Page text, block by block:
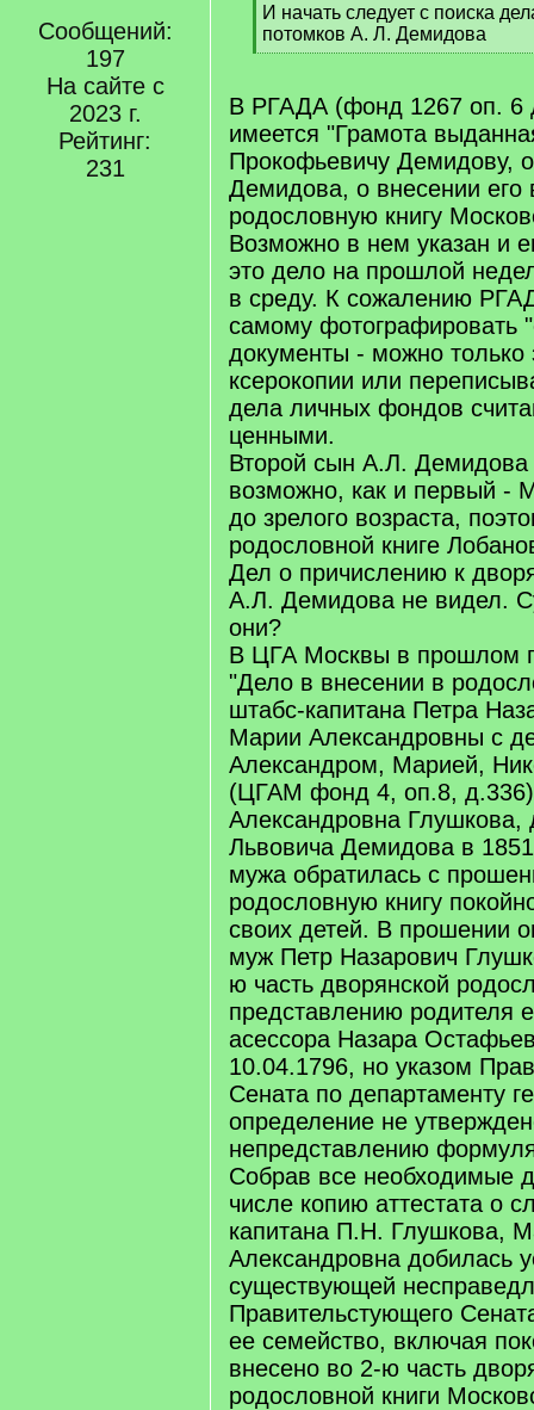
Сообщений:
197
На сайте с
2023 г.
Рейтинг:
231
[
q
]
И начать следует с поиска
потомков А. Л. Демидова
[
q
В РГАДА (фонд 1267 оп. 6
имеется "Грамота
Прокофьевичу Демидову,
Демидова, о внесении его
родословную книгу
Возможно в нем указан и
это дело на прошлой
в среду. К сожалению
самому фотографировать
документы - можно только
ксерокопии или
дела личных фондов
ценными.
Второй сын А.Л. Демидова
возможно, как и первый -
до зрелого возраста,
родословной книге
Дел о причислению к
А.Л. Демидова не видел.
они?
В ЦГА Москвы в прошлом
"Дело в внесении в
штабс-капитана Петра
Марии Александровны с
Александром, Марией,
(ЦГАМ фонд 4, оп.8,
Александровна Глушкова,
Львовича Демидова в
мужа обратилась с
родословную книгу
своих детей. В прошении
муж Петр Назарович
ю часть дворянской
представлению родителя
асессора Назара
10.04.1796, но указом
Сената по департаменту
определение не
непредставлению
Собрав все необходимые
числе копию аттестата о
капитана П.Н. Глушкова,
Александровна добилась
существующей
Правительстующего
ее семейство, включая
внесено во 2-ю часть
родословной книги